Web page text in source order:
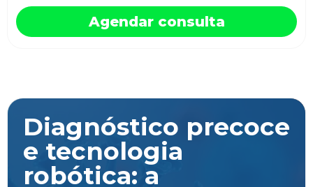
Agendar consulta
Diagnóstico precoce
e tecnologia
robótica: a